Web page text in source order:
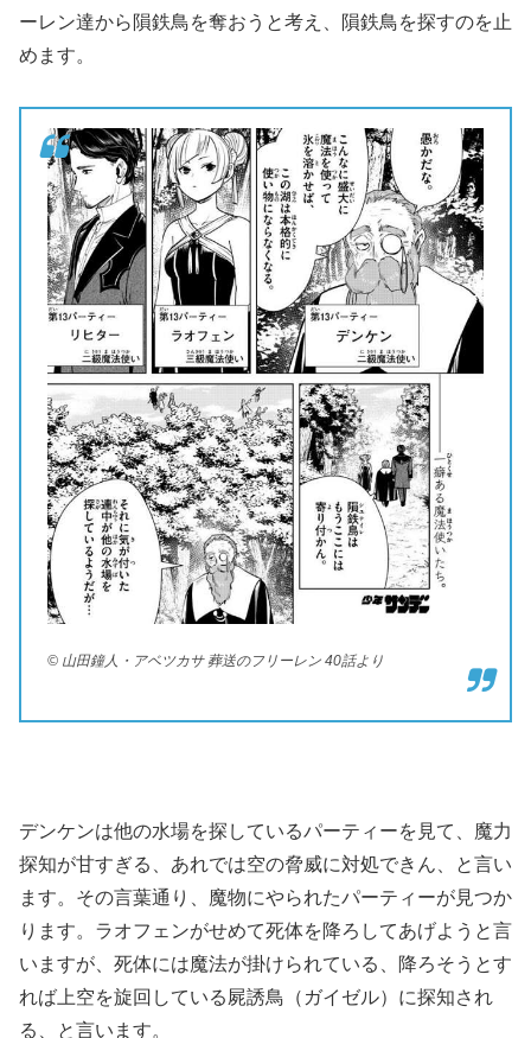
ーレン達から隕鉄鳥を奪おうと考え、隕鉄鳥を探すのを止
めます。
© 山田鐘人・アベツカサ 葬送のフリーレン 40話より
デンケンは他の水場を探しているパーティーを見て、魔力
探知が甘すぎる、あれでは空の脅威に対処できん、と言い
ます。その言葉通り、魔物にやられたパーティーが見つか
ります。ラオフェンがせめて死体を降ろしてあげようと言
いますが、死体には魔法が掛けられている、降ろそうとす
れば上空を旋回している屍誘鳥（ガイゼル）に探知され
る、と言います。